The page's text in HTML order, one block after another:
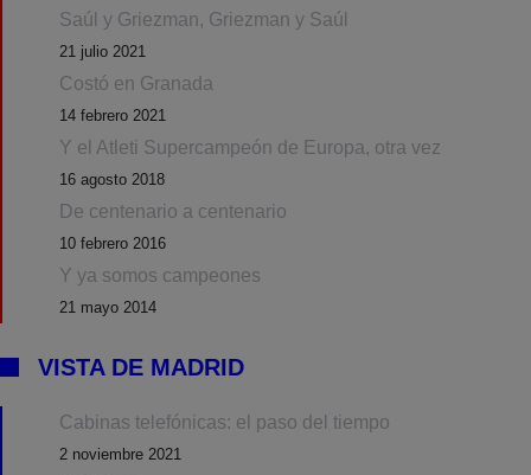
Saúl y Griezman, Griezman y Saúl
21 julio 2021
Costó en Granada
14 febrero 2021
Y el Atleti Supercampeón de Europa, otra vez
16 agosto 2018
De centenario a centenario
10 febrero 2016
Y ya somos campeones
21 mayo 2014
VISTA DE MADRID
Cabinas telefónicas: el paso del tiempo
2 noviembre 2021